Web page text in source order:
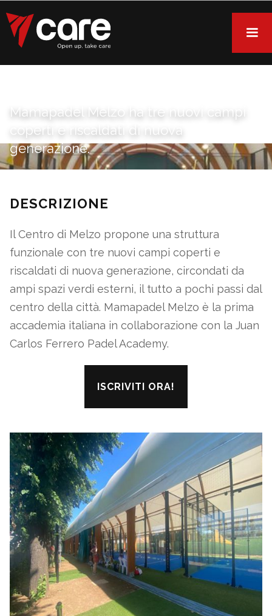
Mamapadel Melzo ha tre nuovi campi
coperti e riscaldati di nuova
generazione.
DESCRIZIONE
Il Centro di Melzo propone una struttura
funzionale con tre nuovi campi coperti e
riscaldati di nuova generazione, circondati da
ampi spazi verdi esterni, il tutto a pochi passi dal
centro della città. Mamapadel Melzo è la prima
accademia italiana in collaborazione con la Juan
Carlos Ferrero Padel Academy.
ISCRIVITI ORA!